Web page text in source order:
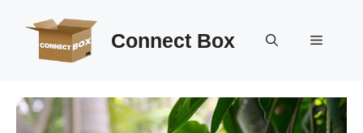
contenu
Connect Box Menu